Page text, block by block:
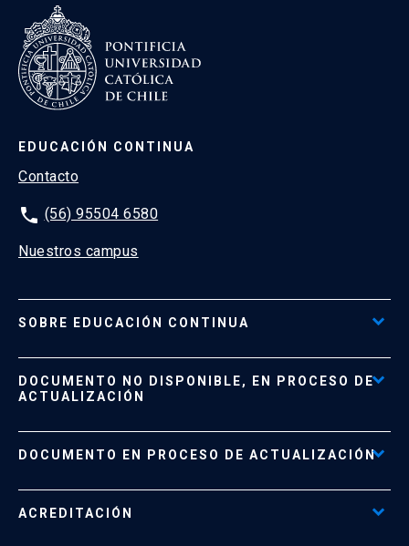
EDUCACIÓN CONTINUA
Contacto
phone (56) 95504 6580
Nuestros campus
SOBRE EDUCACIÓN CONTINUA
Formas de Pago
Políticas de Retiro, Devolución e Información Importante
DOCUMENTO NO DISPONIBLE, EN PROCESO DE
ACTUALIZACIÓN
Documento No Disponible file_download
DOCUMENTO EN PROCESO DE ACTUALIZACIÓN
ACREDITACIÓN